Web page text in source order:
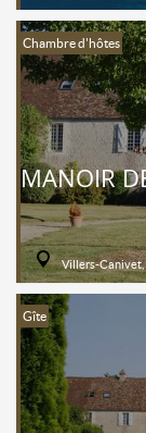
Chambre d'hôtes
MANOIR DE
Villers-Canivet,
Gîte